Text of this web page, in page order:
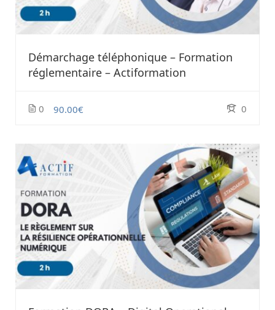
Démarchage téléphonique – Formation
réglementaire – Actiformation
0 0
90.00€